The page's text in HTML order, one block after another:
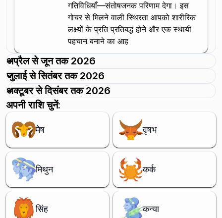
गतिविधियाँ—संतोषजनक परिणाम देगा। इस
गोचर से मिलने वाली स्थिरता आपको शारीरिक
लक्ष्यों के प्रति प्रतिबद्ध होने और एक स्थायी
पहचान बनाने का आह
अप्रैल से जून तक 2026
जुलाई से सितंबर तक 2026
अक्टूबर से दिसंबर तक 2026
अपनी राशि चुनें:
मेष वृषभ
मिथुन कर्क
सिंह कन्या